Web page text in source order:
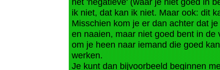
ik niet, dat kan ik niet. Maar ook: dit
Misschien kom je er dan achter dat
en naaien, maar niet goed bent in
om je heen naar iemand die goed
werken.
Je kunt dan bijvoorbeeld beginnen